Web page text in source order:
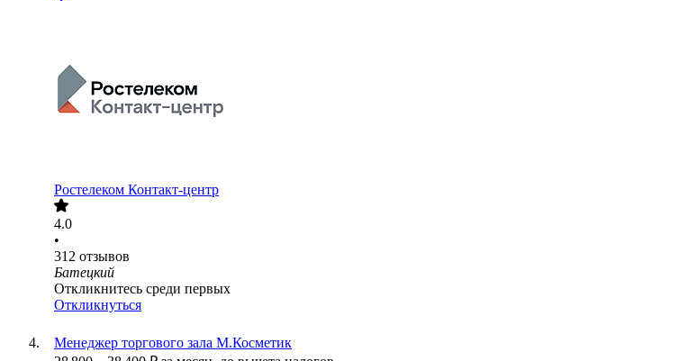
Ростелеком Контакт-центр
4.0
•
312 отзывов
Батецкий
Откликнитесь среди первых
Откликнуться
Менеджер торгового зала М.Косметик